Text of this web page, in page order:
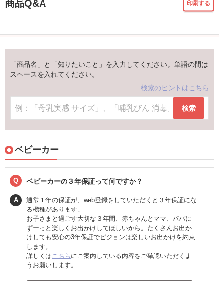
商品Q&A 印刷する
「商品名」と「知りたいこと」を入力してください。単語の間は
スペースを入れてください。
検索のヒントはこちら
検索
ベビーカー
Q ベビーカーの３年保証って何ですか？
A
通常１年の保証が、web登録をしていただくと３年保証にな
る機種があります。
お子さまと過ごす大切な３年間、赤ちゃんとママ、パパに
ずーっと楽しくお出かけしてほしいから。たくさんお出か
けしても安心の3年保証でピジョンは楽しいお出かけを約束
します。
詳しくはこちら にご案内している内容をご確認いただくよ
うお願いします。